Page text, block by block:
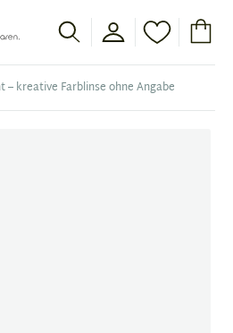
– kreative Farblinse ohne Angabe